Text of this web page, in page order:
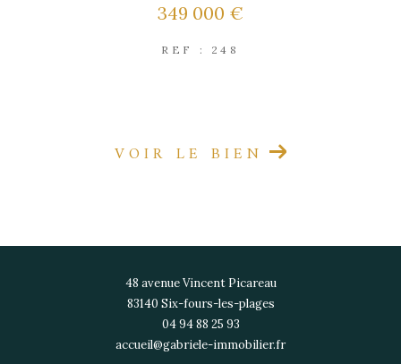
349 000 €
REF : 248
VOIR LE BIEN
48 avenue Vincent Picareau
83140
six-fours-les-plages
04 94 88 25 93
accueil@gabriele-immobilier.fr